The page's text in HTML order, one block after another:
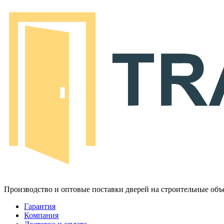
Производство и оптовые поставки дверей на строительные
Гарантия
Компания